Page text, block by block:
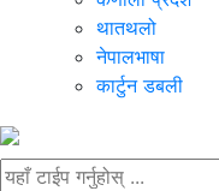
थातथलो
नेपालभाषा
कार्टुन डबली